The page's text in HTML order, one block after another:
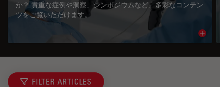
か？ 貴重な症例や洞察、シンポジウムなど、多彩なコンテン
ツをご覧いただけます。
FILTER ARTICLES